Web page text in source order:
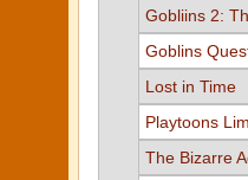
Gobliins 2:
Goblins
Lost in Time
Playtoons
The Bizarre